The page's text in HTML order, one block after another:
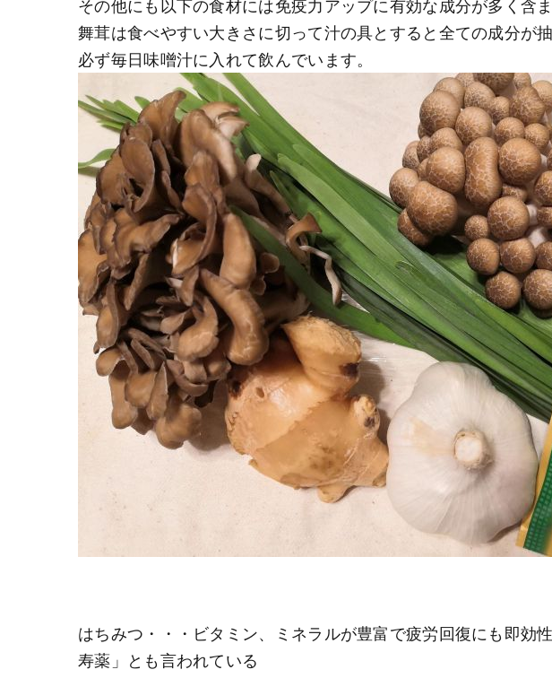
その他にも以下の食材には免疫力アップに有効な成分が多く含
舞茸は食べやすい大きさに切って汁の具とすると全ての成分が
必ず毎日味噌汁に入れて飲んでいます。
はちみつ・・・ビタミン、ミネラルが豊富で疲労回復にも即効
寿薬」とも言われている